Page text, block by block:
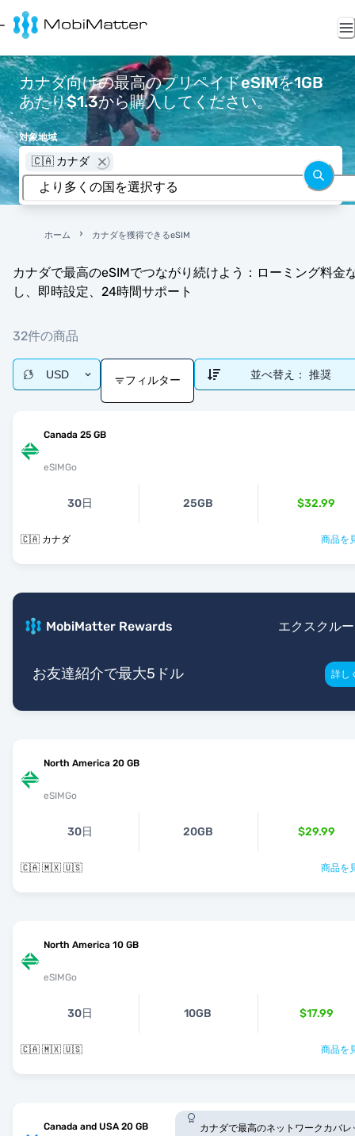
カナダ向けの最高のプリペイドeSIMを1GB
あたり$1.3から購入してください。
対象地域
🇨🇦 カナダ
ホーム カナダを獲得できるeSIM
カナダで最高のeSIMでつながり続けよう：ローミング料金
し、即時設定、24時間サポート
32件の商品
USD フィルター 並べ替え： 推奨
Canada 25 GB
eSIMGo
30日 25GB $32.99
🇨🇦 カナダ 商品を
MobiMatter Rewards エクスクル
お友達紹介で最大5ドル 詳し
North America 20 GB
eSIMGo
30日 20GB $29.99
🇨🇦 🇲🇽 🇺🇸 商品を
North America 10 GB
eSIMGo
30日 10GB $17.99
🇨🇦 🇲🇽 🇺🇸 商品を
Canada and USA 20 GB カナダで最高のネットワークカバレ